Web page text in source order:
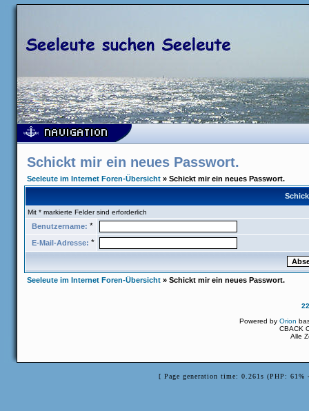
Schickt mir ein neues Passwort.
Seeleute im Internet Foren-Übersicht » Schickt mir ein neues Passwort.
Mit * markierte Felder sind erforderlich
Benutzername: *
E-Mail-Adresse: *
Seeleute im Internet Foren-Übersicht » Schickt mir ein neues Passwort.
Powered byOrion
CBACK
Alle
[ Page generation time: 0.261s (PHP: